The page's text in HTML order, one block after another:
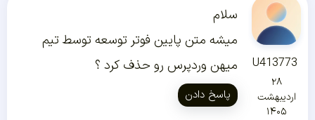
U413773
۲۸
اردیبهشت
۱۴۰۵
سلام
میشه متن پایین فوتر توسعه توسط تیم
میهن وردپرس رو حذف کرد ؟
پاسخ دادن